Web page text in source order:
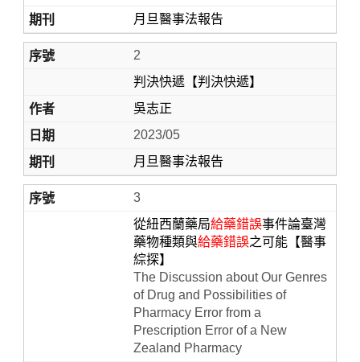
Home
月旦醫事法報告
2
判決快遞【判決快遞】
吳志正
2023/05
月旦醫事法報告
3
從紐西蘭藥局給藥錯誤事件論臺灣
藥物種類與給藥錯誤之可能【醫事
綜探】
The Discussion about Our Genres
of Drug and Possibilities of
Pharmacy Error from a
Prescription Error of a New
Zealand Pharmacy